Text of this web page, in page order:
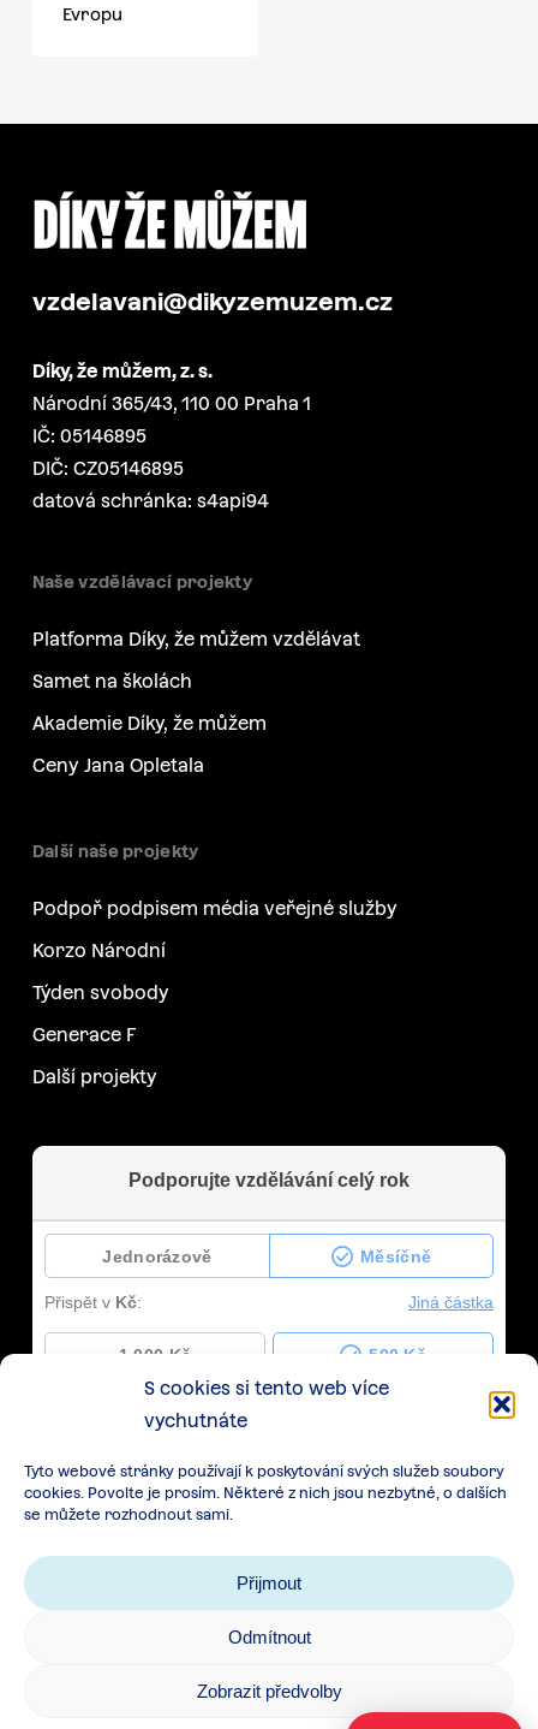
S cookies si tento web více
vychutnáte
Tyto webové stránky používají k poskytování svých služeb soubory
cookies. Povolte je prosím. Některé z nich jsou nezbytné, o dalších
se můžete rozhodnout sami.
Přijmout
Odmítnout
Zobrazit předvolby
Evropu
vzdelavani@dikyzemuzem.cz
Díky, že můžem, z. s.
Národní 365/43, 110 00 Praha 1
IČ: 05146895
DIČ: CZ05146895
datová schránka: s4api94
Naše vzdělávací projekty
Platforma Díky, že můžem vzdělávat
Samet na školách
Akademie Díky, že můžem
Ceny Jana Opletala
Další naše projekty
Podpoř podpisem média veřejné služby
Korzo Národní
Týden svobody
Generace F
Další projekty
Zásady zpracování osobních údajů
Všeobecné podmínky spolupráce